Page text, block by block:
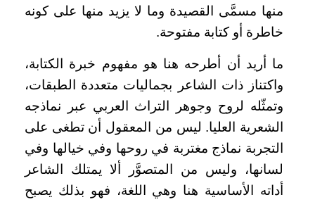
منها مسمَّى القصيدة وما لا يزيد منها على كونه
خاطرة أو كتابة مفتوحة.
ما أريد أن أطرحه هنا هو مفهوم خبرة الكتابة،
واكتناز ذات الشاعر بجماليات متعددة الطبقات،
وتمثّله لروح وجوهر التراث العربي عبر نماذجه
الشعرية العليا. ليس من المعقول أن تطغى على
التجربة نماذج مغتربة في روحها وفي خيالها وفي
لسانها، وليس من المتصوَّر ألا يمتلك الشاعر
أداته الأساسية هنا وهي اللغة، فهو بذلك يصبح